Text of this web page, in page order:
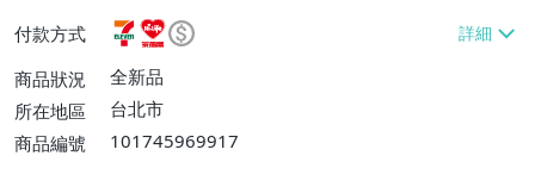
或消費滿$1298免運費】、7-ELEVEN取貨
不付款【免運費】、萊爾富取貨付款【單件
運費$60、滿5件或消費滿$1298免運
費】、宅配/貨運【單件運費$120、滿5件
付款方式
商品狀況
全新品
所在地區
台北市
商品編號
101745969917